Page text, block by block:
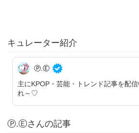
キュレーター紹介
Ⓟ.Ⓔ
主にKPOP・芸能・トレンド記事を配
れ～♡
Ⓟ.Ⓔさんの記事